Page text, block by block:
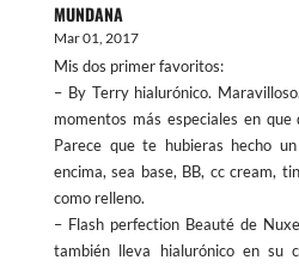
MUNDANA
Mar 01, 2017
Mis dos primer favoritos:
– By Terry hialurónico.
momentos más especiales en que
Parece que te hubieras hecho
encima, sea base, BB, cc cream,
como relleno.
– Flash perfection Beauté de
también lleva hialurónico en su